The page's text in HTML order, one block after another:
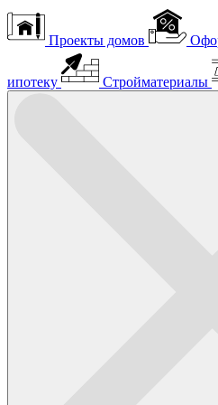
Проекты домов
ипотеку Стройматериалы